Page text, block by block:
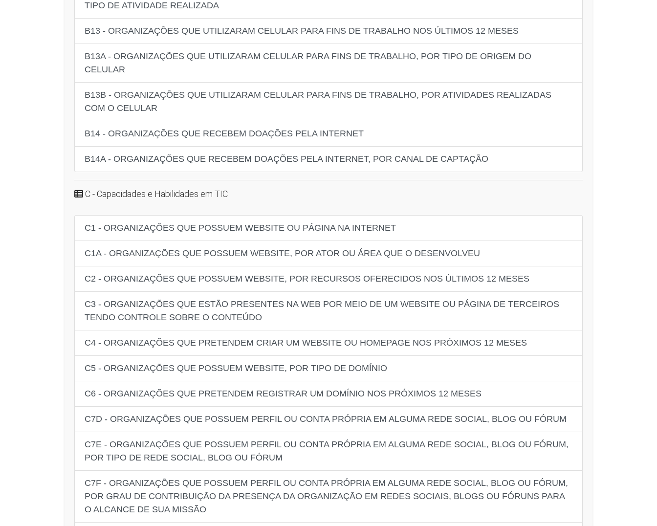
TIPO DE ATIVIDADE REALIZADA
B13 - ORGANIZAÇÕES QUE UTILIZARAM CELULAR PARA FINS DE TRABALHO NOS ÚLTIMOS 12 MESES
B13A - ORGANIZAÇÕES QUE UTILIZARAM CELULAR PARA FINS DE TRABALHO, POR TIPO DE ORIGEM DO
CELULAR
B13B - ORGANIZAÇÕES QUE UTILIZARAM CELULAR PARA FINS DE TRABALHO, POR ATIVIDADES REALIZADAS
COM O CELULAR
B14 - ORGANIZAÇÕES QUE RECEBEM DOAÇÕES PELA INTERNET
B14A - ORGANIZAÇÕES QUE RECEBEM DOAÇÕES PELA INTERNET, POR CANAL DE CAPTAÇÃO
C - Capacidades e Habilidades em TIC
C1 - ORGANIZAÇÕES QUE POSSUEM WEBSITE OU PÁGINA NA INTERNET
C1A - ORGANIZAÇÕES QUE POSSUEM WEBSITE, POR ATOR OU ÁREA QUE O DESENVOLVEU
C2 - ORGANIZAÇÕES QUE POSSUEM WEBSITE, POR RECURSOS OFERECIDOS NOS ÚLTIMOS 12 MESES
C3 - ORGANIZAÇÕES QUE ESTÃO PRESENTES NA WEB POR MEIO DE UM WEBSITE OU PÁGINA DE TERCEIROS
TENDO CONTROLE SOBRE O CONTEÚDO
C4 - ORGANIZAÇÕES QUE PRETENDEM CRIAR UM WEBSITE OU HOMEPAGE NOS PRÓXIMOS 12 MESES
C5 - ORGANIZAÇÕES QUE POSSUEM WEBSITE, POR TIPO DE DOMÍNIO
C6 - ORGANIZAÇÕES QUE PRETENDEM REGISTRAR UM DOMÍNIO NOS PRÓXIMOS 12 MESES
C7D - ORGANIZAÇÕES QUE POSSUEM PERFIL OU CONTA PRÓPRIA EM ALGUMA REDE SOCIAL, BLOG OU FÓRUM
C7E - ORGANIZAÇÕES QUE POSSUEM PERFIL OU CONTA PRÓPRIA EM ALGUMA REDE SOCIAL, BLOG OU FÓRUM,
POR TIPO DE REDE SOCIAL, BLOG OU FÓRUM
C7F - ORGANIZAÇÕES QUE POSSUEM PERFIL OU CONTA PRÓPRIA EM ALGUMA REDE SOCIAL, BLOG OU FÓRUM,
POR GRAU DE CONTRIBUIÇÃO DA PRESENÇA DA ORGANIZAÇÃO EM REDES SOCIAIS, BLOGS OU FÓRUNS PARA
O ALCANCE DE SUA MISSÃO